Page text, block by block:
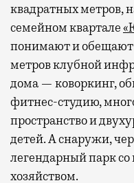
квадратных метров,
семейном квартале
понимают и обещают
метров клубной
дома — коворкинг,
фитнес-студию,
пространство и
детей. А снаружи,
легендарный парк
хозяйством.